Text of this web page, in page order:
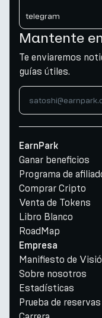
telegram
Mantente
Te enviaremos
guías útiles.
EarnPark
Ganar beneficios
Programa de
Comprar Cripto
Venta de Tokens
Libro Blanco
RoadMap
Empresa
Manifiesto de
Sobre nosotros
Estadísticas
Prueba de reservas